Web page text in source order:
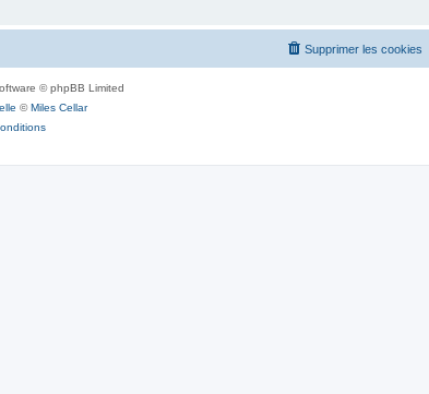
Supprimer les cookies
© phpBB Limited
©Miles Cellar